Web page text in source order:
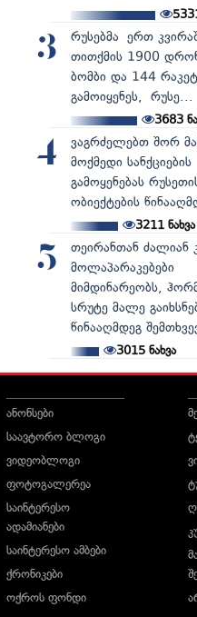
3
რუსებმა ერთ
თითქმის 1900
ბომბი და 144
გამოიყენეს, რუსე...
3683
4
ვაგრძელებთ შორ
მოქმედი სანქციების
გამოყენებას
ობიექტების
3211ნახვა
5
თეირანთან ძალიან
მოლაპარაკებები
მიმდინარეობს,
სრუტე მალე
წინააღმდეგ
3015 ნახვა
ანონსები
საავტორო ბლოგი
ვიდეობლოგი
ფოტოგალერეა
საინტერესო
ადამიანები
საინტერესო ამბები
ქრონიკები
ოქროს ფონდი